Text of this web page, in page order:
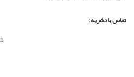
تماس با نشریه: